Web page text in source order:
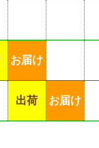
お届け
出荷 お届け